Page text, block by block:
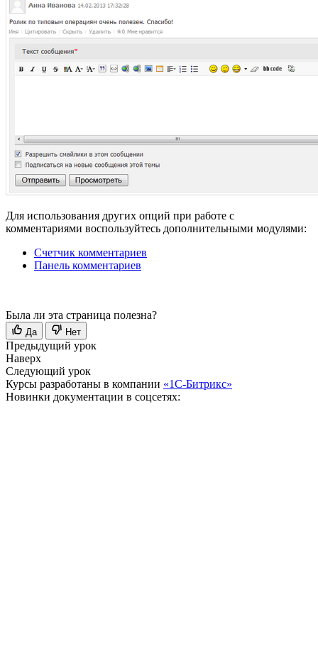
Для использования других опций при работе с
комментариями воспользуйтесь дополнительными модулями:
Счетчик комментариев
Панель комментариев
Была ли эта страница полезна?
Да Нет
Предыдущий урок
Наверх
Следующий урок
Курсы разработаны в компании «1С-Битрикс»
Новинки документации в соцсетях: